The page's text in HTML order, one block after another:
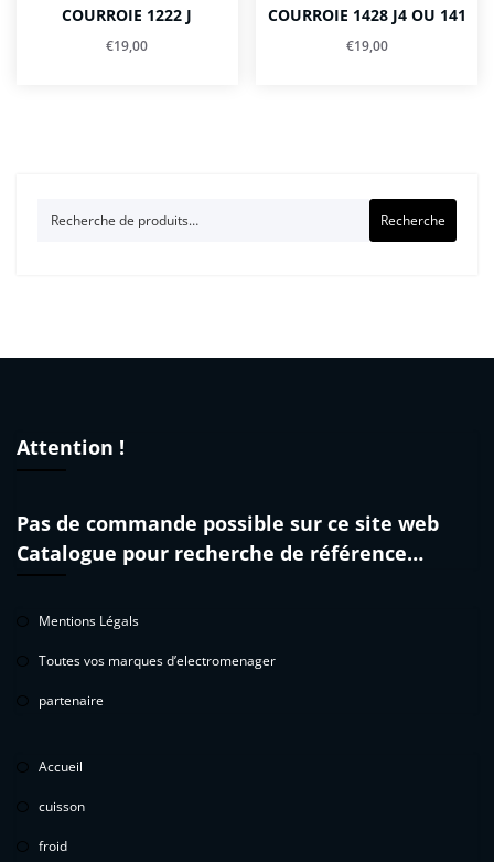
COURROIE 1222 J
€19,00
COURROIE 1428 J4 OU 141
€19,00
Recherche
Attention !
Pas de commande possible sur ce site web
Catalogue pour recherche de référence…
Mentions Légals
Toutes vos marques d’electromenager
partenaire
Accueil
cuisson
froid